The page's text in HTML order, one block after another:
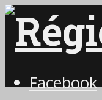
Facebook